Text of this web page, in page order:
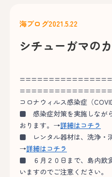
海ブログ2021.5.22
シチューガマの
コロナウィルス感染症（
■ 感染症対策を実施しなが
おります。→詳細はコチラ
■ レンタル器材は、洗浄・
→詳細はコチラ
■ ６月２０日まで、島内飲
いますのでご注意ください。